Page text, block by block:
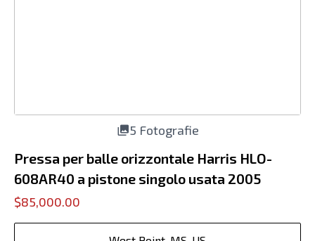
5 Fotografie
Pressa per balle orizzontale Harris HLO-
608AR40 a pistone singolo usata 2005
$85,000.00